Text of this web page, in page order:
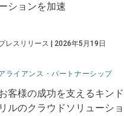
ションを加速​
レスリリース 2026年5月19日
ライアンス・パートナーシップ
客様の成功を支えるキンド
リルのクラウドソリューショ